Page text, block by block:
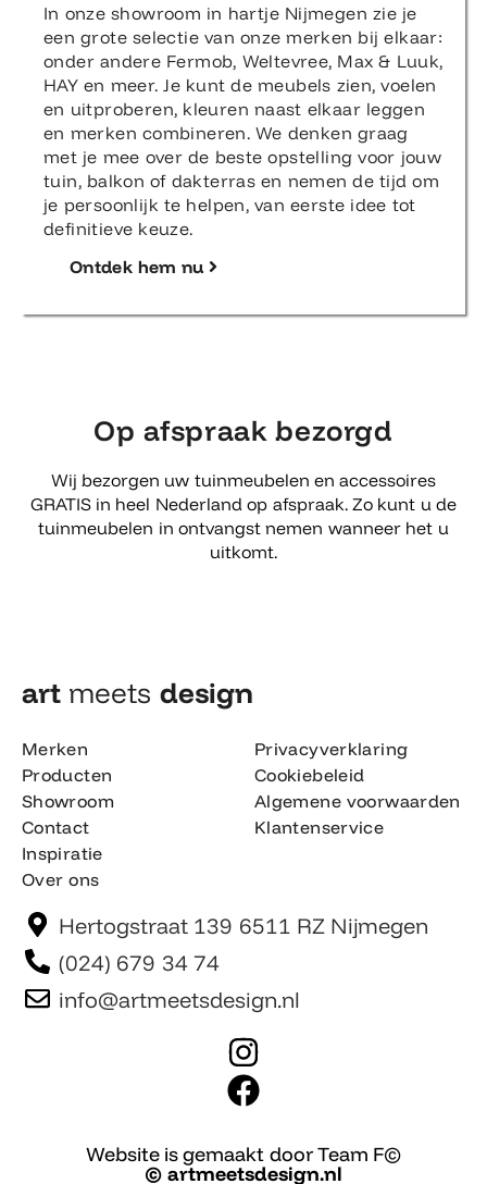
In onze showroom in hartje Nijmegen zie je
een grote selectie van onze merken bij elkaar:
onder andere Fermob, Weltevree, Max & Luuk,
HAY en meer. Je kunt de meubels zien, voelen
en uitproberen, kleuren naast elkaar leggen
en merken combineren. We denken graag
met je mee over de beste opstelling voor jouw
tuin, balkon of dakterras en nemen de tijd om
je persoonlijk te helpen, van eerste idee tot
definitieve keuze.
Ontdek hem nu
Op afspraak bezorgd
Wij bezorgen uw tuinmeubelen en accessoires
GRATIS in heel Nederland op afspraak. Zo kunt u de
tuinmeubelen in ontvangst nemen wanneer het u
uitkomt.
art meets design​
Merken
Producten
Showroom
Contact
Inspiratie
Over ons
Privacyverklaring
Cookiebeleid
Algemene voorwaarden
Klantenservice
Hertogstraat 139 6511 RZ Nijmegen
(024) 679 34 74
info@artmeetsdesign.nl
I
n
s
t
F
c
Website is gemaakt door Team F©
© artmeetsdesign.nl